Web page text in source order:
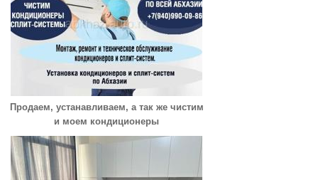
Продаем, устанавливаем, а так же чистим
и моем кондиционеры